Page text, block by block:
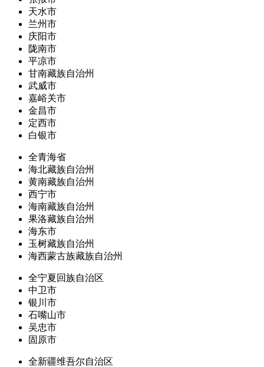
天水市
兰州市
庆阳市
陇南市
平凉市
甘南藏族自治州
武威市
嘉峪关市
金昌市
定西市
白银市
全青海省
海北藏族自治州
黄南藏族自治州
西宁市
海南藏族自治州
果洛藏族自治州
海东市
玉树藏族自治州
海西蒙古族藏族自治州
全宁夏回族自治区
中卫市
银川市
石嘴山市
吴忠市
固原市
全新疆维吾尔自治区